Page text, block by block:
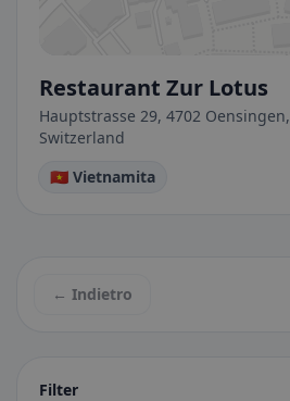
Filter
Restaurant Zur Lotus
Hauptstrasse 29, 4702 Oensingen,
Switzerland
🇻🇳 Vietnamita
← Indietro